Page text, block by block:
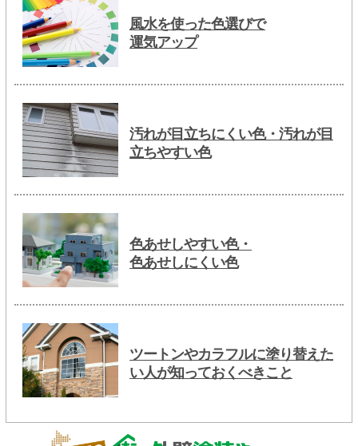
風水を使った色選びで
運気アップ
汚れが目立ちにくい色・汚れが目
立ちやすい色
色あせしやすい色・
色あせしにくい色
ツートンやカラフルに塗り替えた
い人が知っておくべきこと